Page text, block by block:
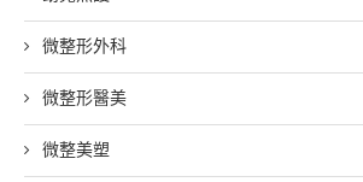
微整形外科
微整形醫美
微整美塑